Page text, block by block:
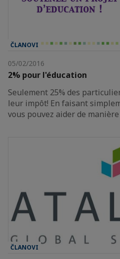
ČLANOVI
05/02/2016
2% pour l'éducation
Seulement 25% des
leur impôt! En faisant
vous pouvez aider de
ČLANOVI